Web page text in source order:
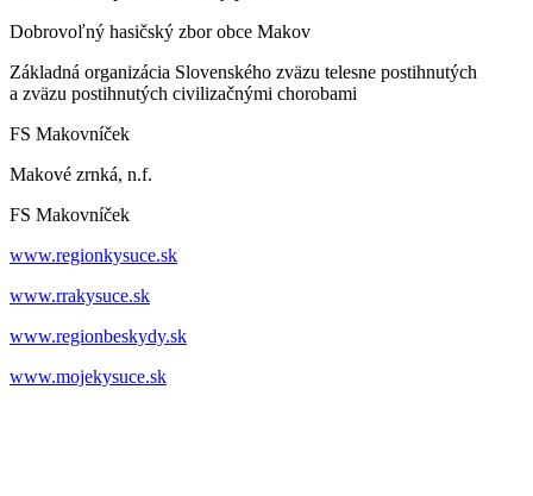
Dobrovoľný hasičský zbor obce Makov
Základná organizácia Slovenského zväzu telesne postihnutých
a zväzu postihnutých civilizačnými chorobami
FS Makovníček
Makové zrnká, n.f.
FS Makovníček
www.regionkysuce.sk
www.rrakysuce.sk
www.regionbeskydy.sk
www.mojekysuce.sk